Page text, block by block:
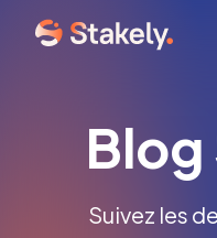
Suivez les